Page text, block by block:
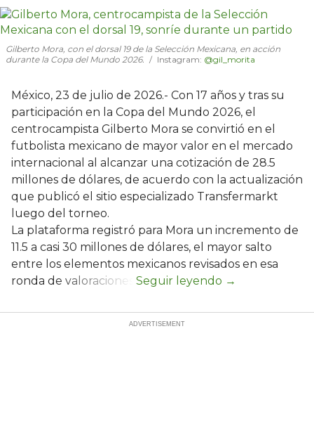
Gilberto Mora, con el dorsal 19 de la Selección Mexicana, en acción
durante la Copa del Mundo 2026.
Instagram: @gil_morita
México, 23 de julio de 2026.- Con 17 años y tras su
participación en la Copa del Mundo 2026, el
centrocampista Gilberto Mora se convirtió en el
futbolista mexicano de mayor valor en el mercado
internacional al alcanzar una cotización de 28.5
millones de dólares, de acuerdo con la actualización
que publicó el sitio especializado Transfermarkt
luego del torneo.
La plataforma registró para Mora un incremento de
11.5 a casi 30 millones de dólares, el mayor salto
entre los elementos mexicanos revisados en esa
ronda de valoraciones.